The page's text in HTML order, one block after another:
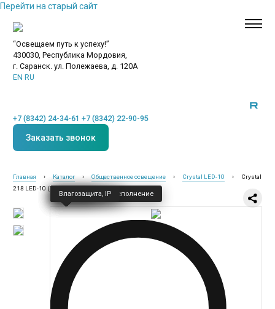
Перейти на старый сайт
“Освещаем путь к успеху!”
430030, Республика Мордовия,
г. Саранск. ул. Полежаева, д. 120А
EN RU
+7 (8342) 24-34-61 +7 (8342) 22-90-95
Заказать звонок
Новинки
Общественное освещение
Промышленное освещение
ЖКХ освещение
Главная › Каталог › Общественное освещение › Crystal LED-10 ›
Crystal
218 LED-10 (Матовый рассеиватель)
Класс защиты — I
Напряжение
Частота
Климатическое исполнение
Влагозащита, IP